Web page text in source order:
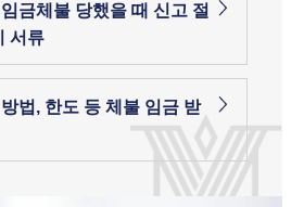
금체불 당했을 때 신고 절
서류
법, 한도 등 체불 임금 받